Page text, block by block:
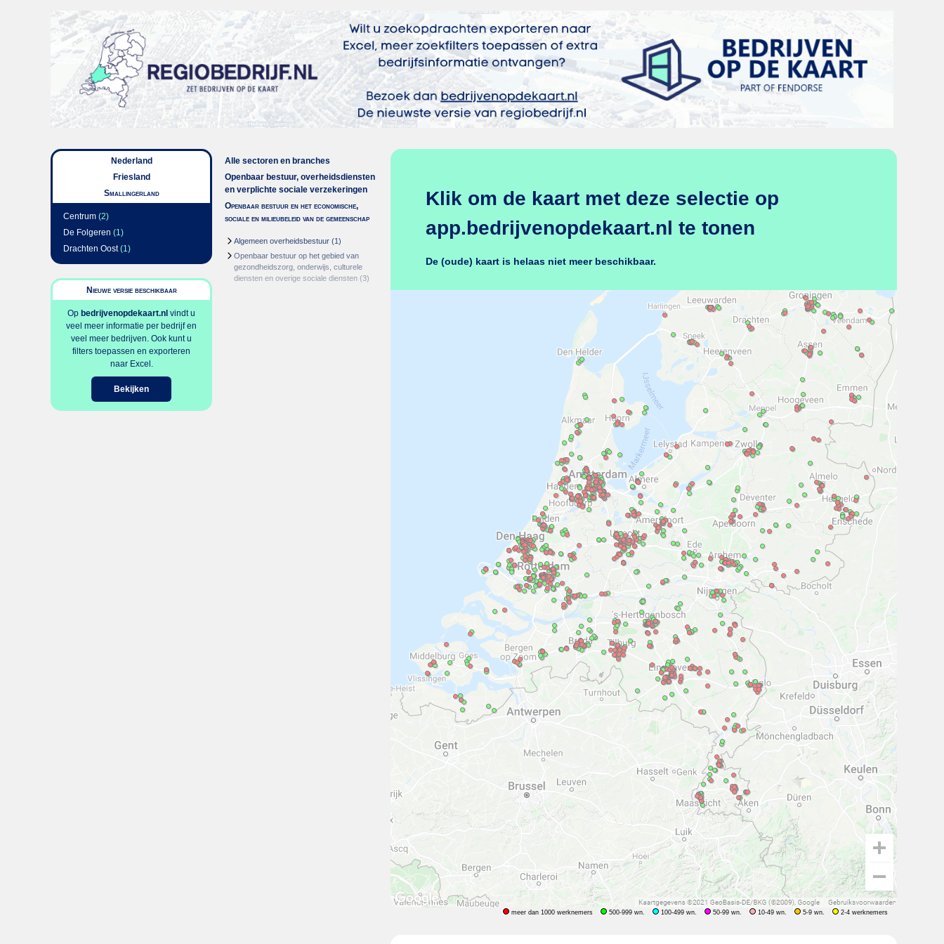
Nederland
Friesland
Smallingerland
Centrum (2)
De Folgeren (1)
Drachten Oost(1)
Nieuwe versie beschikbaar
Op bedrijvenopdekaart.nl vindt u
veel meer informatie per bedrijf en
veel meer bedrijven. Ook kunt u
filters toepassen en exporteren
naar Excel.
Bekijken
Alle sectoren en branches
Openbaar bestuur, overheidsdiensten
en verplichte sociale verzekeringen
Openbaar bestuur en het economische,
sociale en milieubeleid van de gemeenschap
Algemeen overheidsbestuur (1)
Openbaar bestuur op het gebied van
gezondheidszorg, onderwijs, culturele
diensten en overige sociale diensten (3)
Klik om de kaart met deze selectie op
app.bedrijvenopdekaart.nl te tonen
De (oude) kaart is helaas niet meer beschikbaar.
meer dan 1000 werknemers 500-999 wn. 100-499 wn. 50-99 wn. 10-49 wn. 5-9 wn. 2-4 werknemers